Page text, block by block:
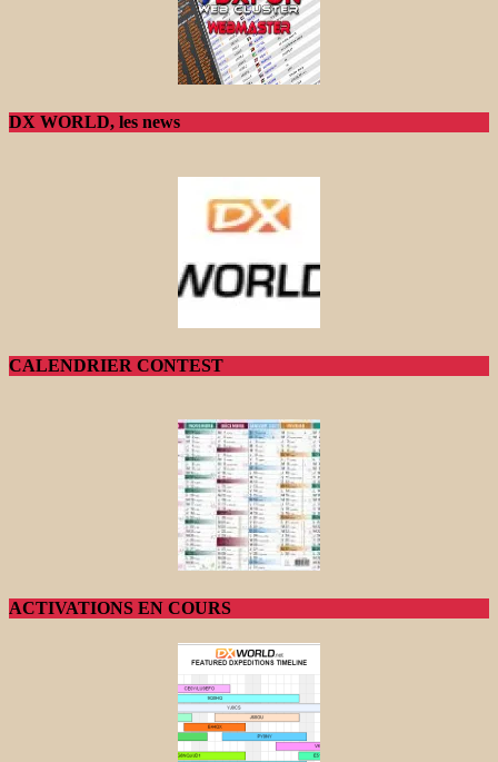
DX WORLD, les news
CALENDRIER CONTEST
ACTIVATIONS EN COURS